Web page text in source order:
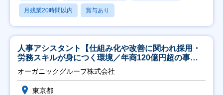
月残業20時間以内 賞与あり
人事アシスタント【仕組み化や改善に関われ採用・
労務スキルが身につく環境／年商120億円超の事業
会社】
オーガニックグループ株式会社
東京都